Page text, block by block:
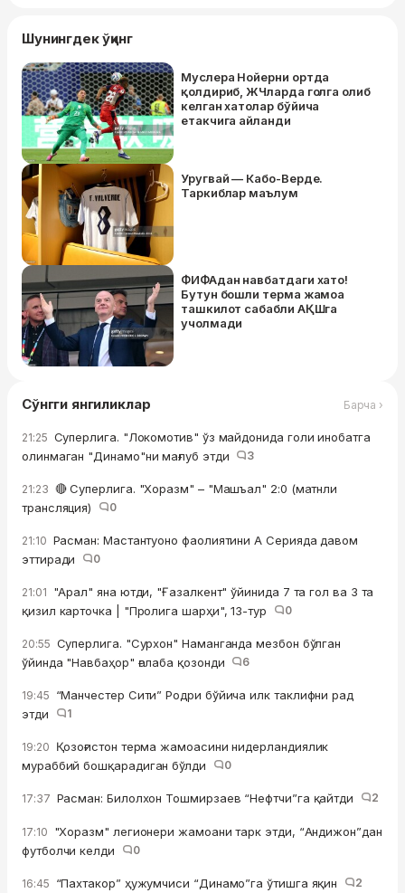
Шунингдек ўқинг
Муслера Нойерни ортда
қолдириб, ЖЧларда голга олиб
келган хатолар бўйича
етакчига айланди
Уругвай — Кабо-Верде.
Таркиблар маълум
ФИФАдан навбатдаги хато!
Бутун бошли терма жамоа
ташкилот сабабли АҚШга
учолмади
Сўнгги янгиликлар Барча ›
21:25 Суперлига. "Локомотив" ўз майдонида голи инобатга
олинмаган "Динамо"ни мағлуб этди
3
21:23 🔴 Суперлига. "Хоразм" – "Машъал" 2:0 (матнли
трансляция)
0
21:10 Расман: Мастантуоно фаолиятини А Серияда давом
эттиради
0
21:01 "Арал" яна ютди, "Ғазалкент" ўйинида 7 та гол ва 3 та
қизил карточка | "Пролига шарҳи", 13-тур
0
20:55 Суперлига. "Сурхон" Наманганда мезбон бўлган
ўйинда "Навбаҳор" ғалаба қозонди
6
19:45 “Манчестер Сити” Родри бўйича илк таклифни рад
этди
1
19:20 Қозоғистон терма жамоасини нидерландиялик
мураббий бошқарадиган бўлди
0
17:37 Расман: Билолхон Тошмирзаев “Нефтчи”га қайтди 2
17:10 "Хоразм" легионери жамоани тарк этди, “Андижон”дан
футболчи келди
0
16:45 “Пахтакор” ҳужумчиси “Динамо”га ўтишга яқин 2